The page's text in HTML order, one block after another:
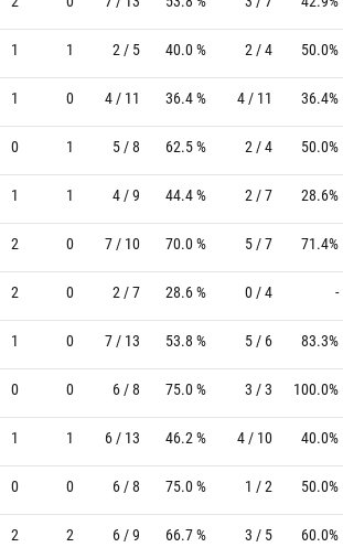
1 1 2 / 5 40.0 % 2 / 4 50.0%
1 0 4 / 11 36.4 % 4 / 11 36.4%
0 1 5 / 8 62.5 % 2 / 4 50.0%
1 1 4 / 9 44.4 % 2 / 7 28.6%
2 0 7 / 10 70.0 % 5 / 7 71.4%
2 0 2 / 7 28.6 % 0 / 4 -
1 0 7 / 13 53.8 % 5 / 6 83.3%
0 0 6 / 8 75.0 % 3 / 3 100.0%
1 1 6 / 13 46.2 % 4 / 10 40.0%
0 0 6 / 8 75.0 % 1 / 2 50.0%
2 2 6 / 9 66.7 % 3 / 5 60.0%